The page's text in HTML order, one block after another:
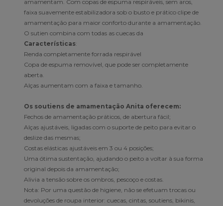
amamentam. Com copas de espuma respiráveis, sem aros,
faixa suavemente estabilizadora sob o busto e prático clipe de
amamentação para maior conforto durante a amamentação.
O sutien combina com todas as cuecas da
Características:
Renda completamente forrada respirável
Copa de espuma removível, que pode ser completamente
aberta.
Alças aumentam com a faixa e tamanho.
Os soutiens de amamentação Anita oferecem:
Fechos de amamentação práticos, de abertura fácil;
Alças ajustáveis, ligadas com o suporte de peito para evitar o
deslize das mesmas;
Costas elásticas ajustáveis em 3 ou 4 posições;
Uma ótima sustentação, ajudando o peito a voltar à sua forma
original depois da amamentação;
Alivia a tensão sobre os ombros, pescoço e costas.
Nota: Por uma questão de higiene, não se efetuam trocas ou
devoluções de roupa interior: cuecas, cintas, soutiens, bikinis,